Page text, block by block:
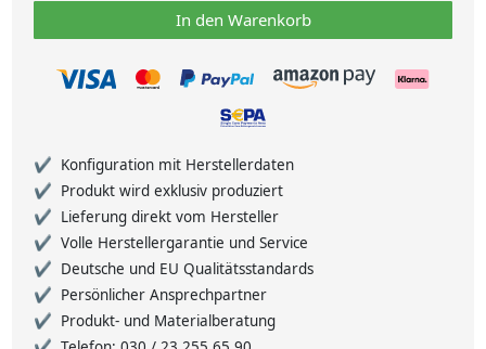
In den Warenkorb
Konfiguration mit Herstellerdaten
Produkt wird exklusiv produziert
Lieferung direkt vom Hersteller
Volle Herstellergarantie und Service
Deutsche und EU Qualitätsstandards
Persönlicher Ansprechpartner
Produkt- und Materialberatung